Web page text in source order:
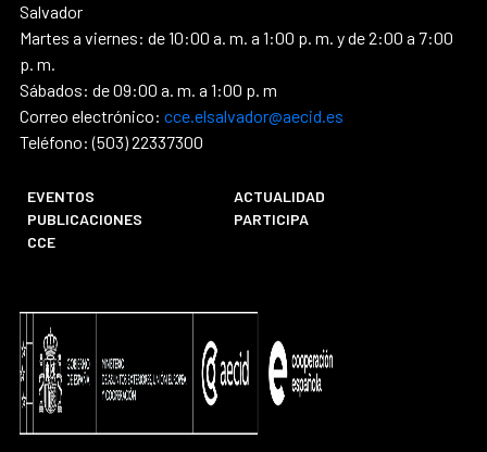
Salvador
Martes a viernes: de 10:00 a. m. a 1:00 p. m. y de 2:00 a 7:00
p. m.
Sábados: de 09:00 a. m. a 1:00 p. m
Correo electrónico: cce.elsalvador@aecid.es
Teléfono: (503) 22337300
EVENTOS
ACTUALIDAD
PUBLICACIONES
PARTICIPA
CCE